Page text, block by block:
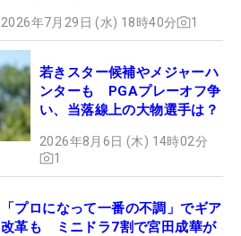
2026年7月29日 (水) 18時40分 1
若きスター候補やメジャーハ
ンターも PGAプレーオフ争
い、当落線上の大物選手は？
2026年8月6日 (木) 14時02分
1
「プロになって一番の不調」でギア
改革も ミニドラ7割で宮田成華が